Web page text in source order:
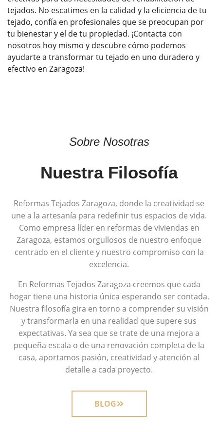
tejados. No escatimes en la calidad y la eficiencia de tu
tejado, confía en profesionales que se preocupan por
tu bienestar y el de tu propiedad. ¡Contacta con
nosotros hoy mismo y descubre cómo podemos
ayudarte a transformar tu tejado en uno duradero y
efectivo en Zaragoza!
Sobre Nosotras
Nuestra Filosofía
Reformas Tejados Zaragoza, donde la creatividad se
une a la artesanía para redefinir tus espacios de vida.
Como empresa líder en reformas de viviendas en
Zaragoza, estamos orgullosos de nuestro enfoque
centrado en el cliente y nuestro compromiso con la
excelencia.
En Reformas Tejados Zaragoza creemos que cada
hogar tiene una historia única esperando ser contada.
Nuestra filosofía gira en torno a comprender su visión
y transformarla en una realidad que supere sus
expectativas. Ya sea que se trate de una mejora a
pequeña escala o de una renovación completa de la
casa, aportamos pasión, creatividad y atención al
detalle a cada proyecto.
BLOG